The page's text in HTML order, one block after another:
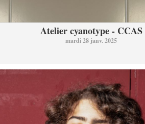
Atelier cyanotype - CCAS
mardi 28 janv. 2025